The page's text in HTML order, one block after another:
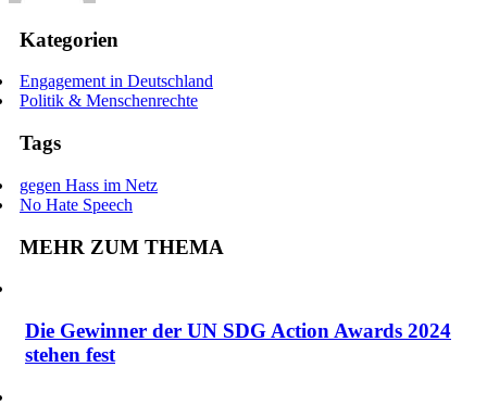
Kategorien
Engagement in Deutschland
Politik & Menschenrechte
Tags
gegen Hass im Netz
No Hate Speech
MEHR ZUM THEMA
Die Gewinner der UN SDG Action Awards 2024
stehen fest